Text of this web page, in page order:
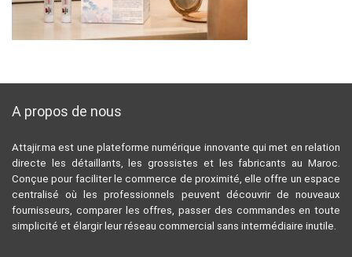
A propos de nous
Attajir.ma est une plateforme numérique innovante qui met en relation
directe les détaillants, les grossistes et les fabricants au Maroc.
Conçue pour faciliter le commerce de proximité, elle offre un espace
centralisé où les professionnels peuvent découvrir de nouveaux
fournisseurs, comparer les offres, passer des commandes en toute
simplicité et élargir leur réseau commercial sans intermédiaire inutile.